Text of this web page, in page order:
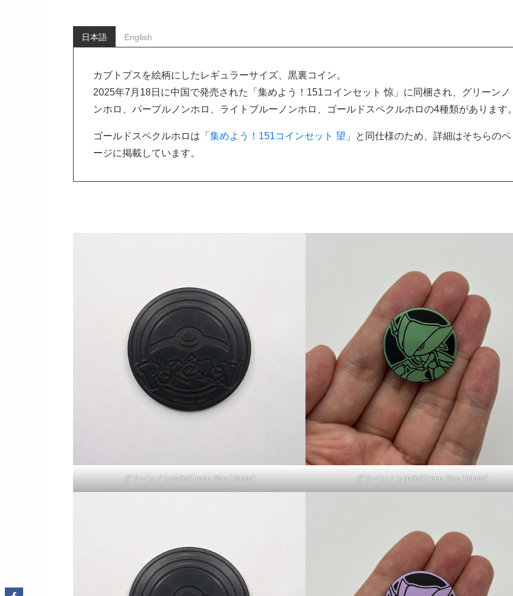
日本語 English
カブトプスを絵柄にしたレギュラーサイズ、黒裏コイン。
2025年7月18日に中国で発売された「集めよう！151コインセット 惊」に同梱され、グリーンノ
ンホロ、パープルノンホロ、ライトブルーノンホロ、ゴールドスペクルホロの4種類があります。
ゴールドスペクルホロは「 集めよう！151コインセット 望 」と同仕様のため、詳細はそちらのペ
ージに掲載しています。
グリーンノンホロ/Green Non Holofoil グリーンノンホロ/Green Non Holofoil